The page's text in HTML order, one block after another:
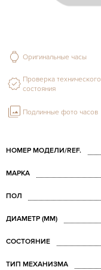
НОМЕР МОДЕЛИ/REF.
МАРКА
ПОЛ
ДИАМЕТР (MM)
СОСТОЯНИЕ
ТИП МЕХАНИЗМА
Оригинальные часы
Проверка технического
состояния
Подлинные фото часов